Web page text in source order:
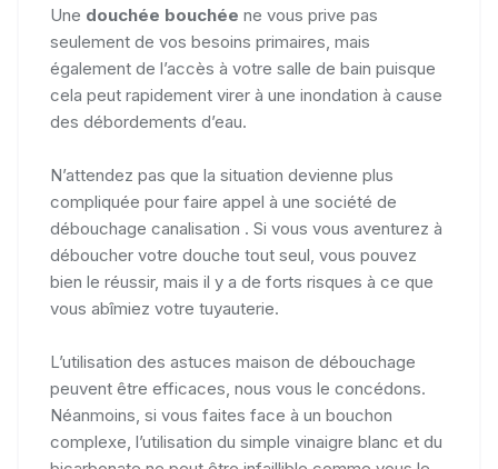
Une douchée bouchée ne vous prive pas
seulement de vos besoins primaires, mais
également de l’accès à votre salle de bain puisque
cela peut rapidement virer à une inondation à cause
des débordements d’eau.
N’attendez pas que la situation devienne plus
compliquée pour faire appel à une société de
débouchage canalisation . Si vous vous aventurez à
déboucher votre douche tout seul, vous pouvez
bien le réussir, mais il y a de forts risques à ce que
vous abîmiez votre tuyauterie.
L’utilisation des astuces maison de débouchage
peuvent être efficaces, nous vous le concédons.
Néanmoins, si vous faites face à un bouchon
complexe, l’utilisation du simple vinaigre blanc et du